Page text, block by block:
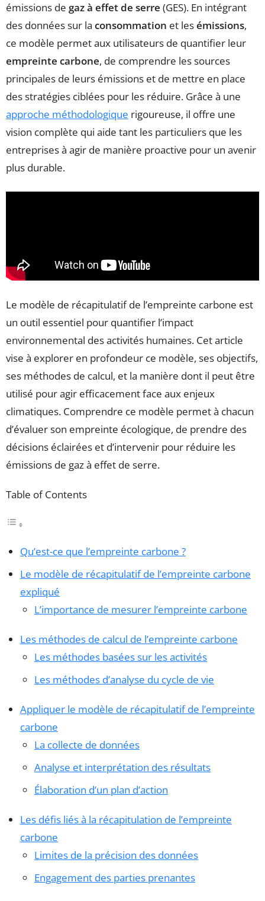
émissions de gaz à effet de serre (GES). En intégrant
des données sur la consommation et lesémissions,
ce modèle permet aux utilisateurs de quantifier leur
empreinte carbone, de comprendre les sources
principales de leurs émissions et de mettre en place
des stratégies ciblées pour les réduire. Grâce à une
approche méthodologique rigoureuse, il offre une
vision complète qui aide tant les particuliers que les
entreprises à agir de manière proactive pour un avenir
plus durable.
Le modèle de récapitulatif de l’empreinte carbone est
un outil essentiel pour quantifier l’impact
environnemental des activités humaines. Cet article
vise à explorer en profondeur ce modèle, ses objectifs,
ses méthodes de calcul, et la manière dont il peut être
utilisé pour agir efficacement face aux enjeux
climatiques. Comprendre ce modèle permet à chacun
d’évaluer son empreinte écologique, de prendre des
décisions éclairées et d’intervenir pour réduire les
émissions de gaz à effet de serre.
Table of Contents
Qu’est-ce que l’empreinte carbone ?
Le modèle de récapitulatif de l’empreinte carbone
expliqué
L’importance de mesurer l’empreinte carbone
Les méthodes de calcul de l’empreinte carbone
Les méthodes basées sur les activités
Les méthodes d’analyse du cycle de vie
Appliquer le modèle de récapitulatif de l’empreinte
carbone
La collecte de données
Analyse et interprétation des résultats
Élaboration d’un plan d’action
Les défis liés à la récapitulation de l’empreinte
carbone
Limites de la précision des données
Engagement des parties prenantes